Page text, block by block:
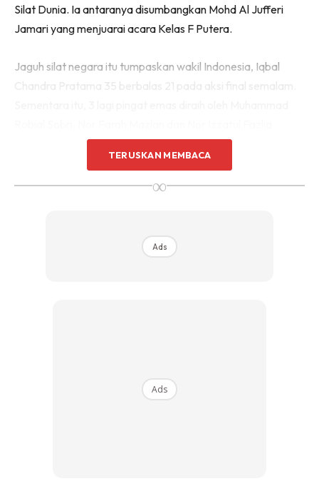
Silat Dunia. Ia antaranya disumbangkan Mohd Al Jufferi
Jamari yang menjuarai acara Kelas F Putera.
Jaguh silat negara itu tumpaskan wakil Indonesia, Iqbal
Chandra Pratama 35 berbalas 21 pada aksi final semalam.
Mohamad Tahir menerusi acara masing-masing. Terdahulu,
skuad silat negara berjaya raih 3 emas menerusi kategori
Artistik.
Di Sebalik Populariti Kerjaya Sebagai “Mr. Pilot”.
Perdana Menteri Ucap Tahniah!
TERUSKAN MEMBACA
∞
Ads
Ads